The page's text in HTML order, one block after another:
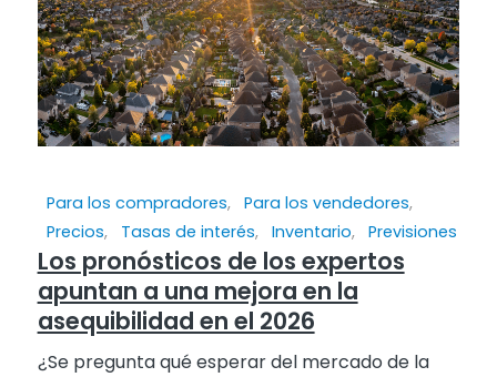
Para los compradores, Para los vendedores,
Precios, Tasas de interés, Inventario, Previsiones
Los pronósticos de los expertos
apuntan a una mejora en la
asequibilidad en el 2026
¿Se pregunta qué esperar del mercado de la